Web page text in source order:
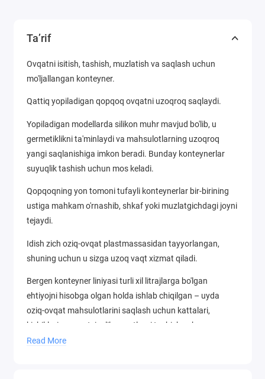
Ta’rif
Ovqatni isitish, tashish, muzlatish va saqlash uchun
mo'ljallangan konteyner.
Qattiq yopiladigan qopqoq ovqatni uzoqroq saqlaydi.
Yopiladigan modellarda silikon muhr mavjud bo'lib, u
germetiklikni ta'minlaydi va mahsulotlarning uzoqroq
yangi saqlanishiga imkon beradi. Bunday konteynerlar
suyuqlik tashish uchun mos keladi.
Qopqoqning yon tomoni tufayli konteynerlar bir-birining
ustiga mahkam o'rnashib, shkaf yoki muzlatgichdagi joyni
tejaydi.
Idish zich oziq-ovqat plastmassasidan tayyorlangan,
shuning uchun u sizga uzoq vaqt xizmat qiladi.
Bergen konteyner liniyasi turli xil litrajlarga bo'lgan
ehtiyojni hisobga olgan holda ishlab chiqilgan – uyda
oziq-ovqat mahsulotlarini saqlash uchun kattalari,
kichiklari esa portsiyalik ovqatlarni tashish uchun.
Harorat rejimi: -5 +70°S
Read More